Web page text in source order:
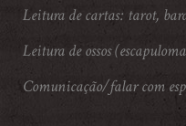
Leitura de cartas: tarot,
Leitura de ossos
Comunicação/falar com